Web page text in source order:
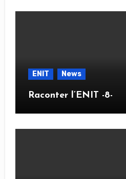
ENIT News
Raconter l’ENIT -8-